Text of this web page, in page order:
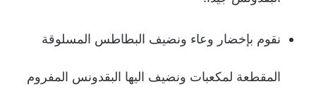
نقوم بإخضار وعاء ونضيف البطاطس المسلوقة
المقطعة لمكعبات ونضيف اليها البقدونس المفروم